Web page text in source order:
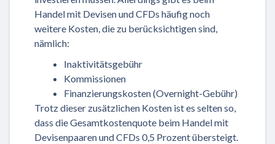
Handel mit Devisen und CFDs häufig noch
weitere Kosten, die zu berücksichtigen sind,
nämlich:
Inaktivitätsgebühr
Kommissionen
Finanzierungskosten (Overnight-Gebühr)
Trotz dieser zusätzlichen Kosten ist es selten so,
dass die Gesamtkostenquote beim Handel mit
Devisenpaaren und CFDs 0,5 Prozent übersteigt.